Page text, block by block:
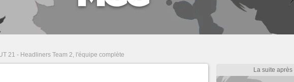
21 - Headliners Team 2, l'équipe complète